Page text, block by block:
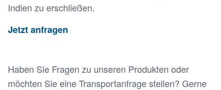
Indien zu erschließen.
Jetzt anfragen
Haben Sie Fragen zu unseren Produkten oder
möchten Sie eine Transportanfrage stellen? Gerne